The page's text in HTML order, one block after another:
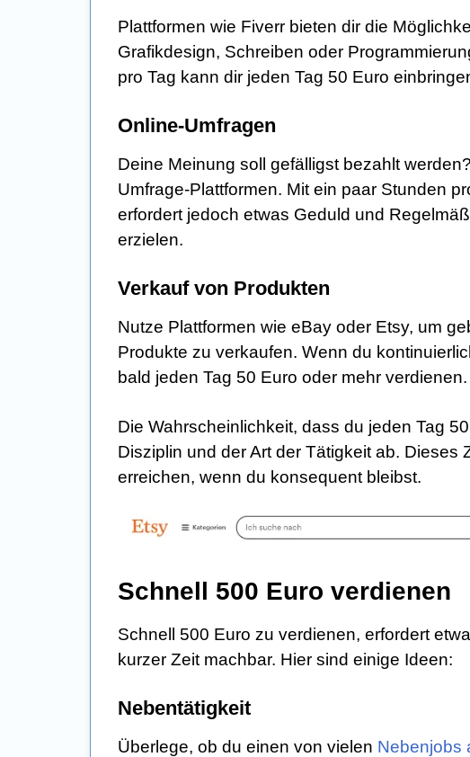
Plattformen wie Fiverr bieten dir die
Grafikdesign, Schreiben oder
pro Tag kann dir jeden Tag 50 Euro
Online-Umfragen
Deine Meinung soll gefälligst bezahlt
Umfrage-Plattformen. Mit ein paar Stunden
erfordert jedoch etwas Geduld und
erzielen.
Verkauf von Produkten
Nutze Plattformen wie eBay oder Etsy, um
Produkte zu verkaufen. Wenn du
bald jeden Tag 50 Euro oder mehr verdienen.
Die Wahrscheinlichkeit, dass du jeden Tag
Disziplin und der Art der Tätigkeit ab. Dieses
erreichen, wenn du konsequent bleibst.
Schnell 500 Euro verdienen
Schnell 500 Euro zu verdienen, erfordert
kurzer Zeit machbar. Hier sind einige Ideen:
Nebentätigkeit
Überlege, ob du einen von vielen Nebenjobs